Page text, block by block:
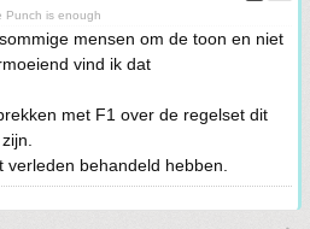
Punch is enough
mensen om de toon en niet
vind ik dat
met F1 over de regelset dit
behandeld hebben.